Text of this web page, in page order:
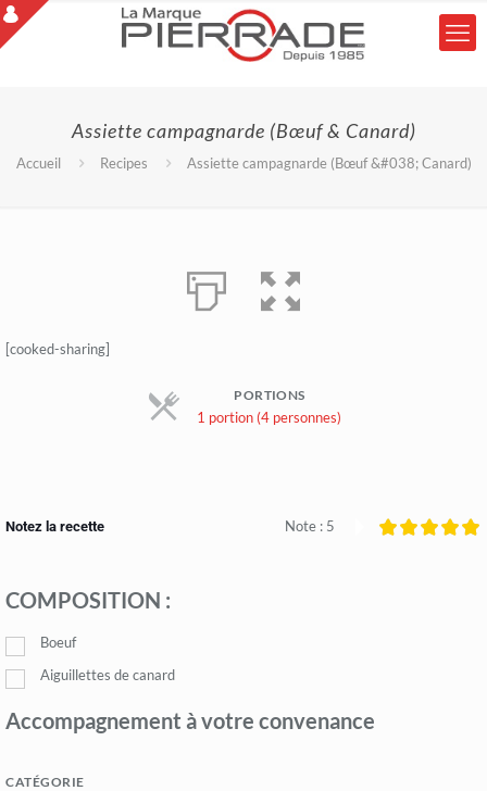
Assiette campagnarde (Bœuf & Canard)
Accueil Recipes Assiette campagnarde (Bœuf &#038; Canard)
[cooked-sharing]
PORTIONS
1 portion (4 personnes)
Notez la recette Note : 5
COMPOSITION :
Boeuf
Aiguillettes de canard
Accompagnement à votre convenance
CATÉGORIE